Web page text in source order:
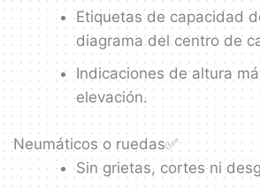
Etiquetas de capacidad
diagrama del centro de
Indicaciones de altura
elevación.
Neumáticos o ruedas✅
Sin grietas, cortes ni